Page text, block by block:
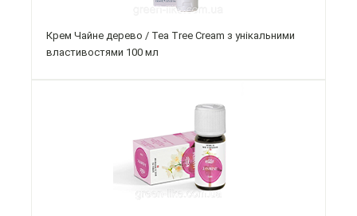
Крем Чайне дерево / Tea Tree Cream з унікальними
властивостями 100 мл